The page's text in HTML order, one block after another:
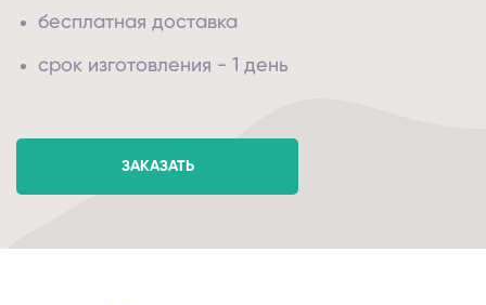
бесплатная доставка
срок изготовления - 1 день
ЗАКАЗАТЬ